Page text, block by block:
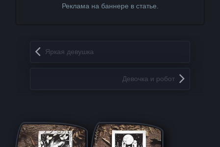
Реклама на баннере в статье.
Запись навигация
Яркая девушка
Девочка и робот